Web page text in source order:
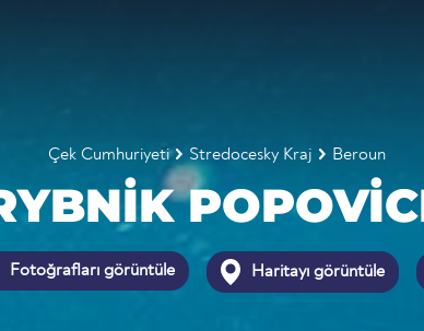
Çek Cumhuriyeti Stredocesky Kraj Beroun
Fotoğrafları görüntüle Haritayı görüntüle